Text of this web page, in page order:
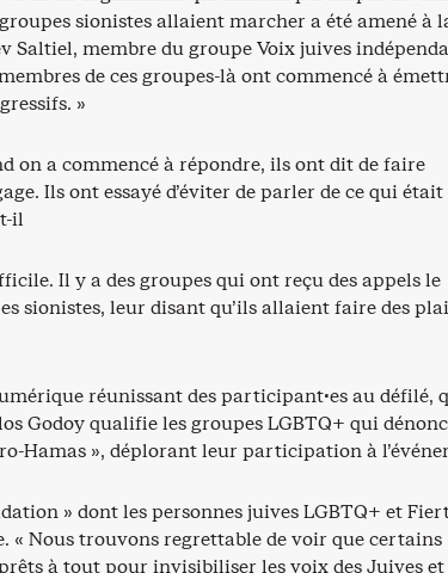
sionistes allaient marcher a été amené à
Saltiel, membre du groupe Voix juives
de ces groupes-là ont commencé à
»
on a commencé à répondre, ils ont dit de faire
Ils ont essayé d’éviter de parler de ce qui était
il
Il y a des groupes qui ont reçu des appels le
sionistes, leur disant qu’ils allaient faire des
réunissant des participant·es au défilé,
Godoy qualifie les groupes LGBTQ+ qui
Hamas », déplorant leur participation à
» dont les personnes juives LGBTQ+ et
« Nous trouvons regrettable de voir que certains
à tout pour invisibiliser les voix des Juives